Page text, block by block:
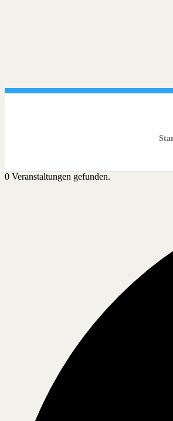
0 Veranstaltungen gefunden.